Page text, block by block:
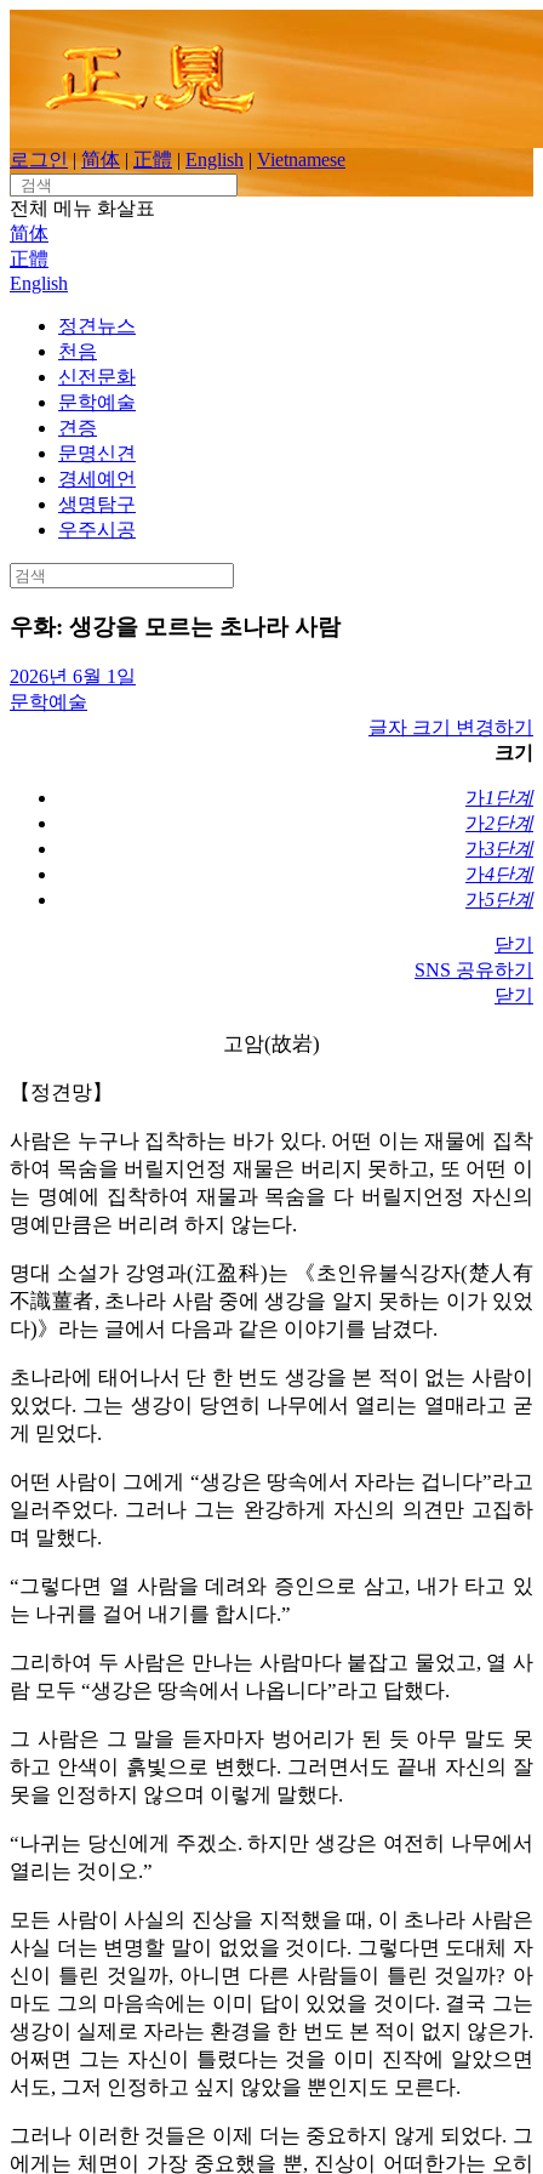
Skip
content
로그인 | 简体 | 正體 | English | Vietnamese
Search
for:
전체 메뉴 화살표
简体
正體
English
정견뉴스
천음
신전문화
문학예술
견증
문명신견
경세예언
생명탐구
우주시공
Search
for:
우화: 생강을 모르는 초나라 사람
2026년 6월 1일
문학예술
글자 크기 변경하기
크기
가1단계
가2단계
가3단계
가4단계
가5단계
닫기
SNS 공유하기
닫기
고암(故岩)
【정견망】
사람은 누구나 집착하는 바가 있다. 어떤 이는 재물에 집착
하여 목숨을 버릴지언정 재물은 버리지 못하고, 또 어떤 이
는 명예에 집착하여 재물과 목숨을 다 버릴지언정 자신의
명예만큼은 버리려 하지 않는다.
명대 소설가 강영과(江盈科)는 《초인유불식강자(楚人有
不識薑者, 초나라 사람 중에 생강을 알지 못하는 이가 있었
다)》라는 글에서 다음과 같은 이야기를 남겼다.
초나라에 태어나서 단 한 번도 생강을 본 적이 없는 사람이
있었다. 그는 생강이 당연히 나무에서 열리는 열매라고 굳
게 믿었다.
어떤 사람이 그에게 “생강은 땅속에서 자라는 겁니다”라고
일러주었다. 그러나 그는 완강하게 자신의 의견만 고집하
며 말했다.
“그렇다면 열 사람을 데려와 증인으로 삼고, 내가 타고 있
는 나귀를 걸어 내기를 합시다.”
그리하여 두 사람은 만나는 사람마다 붙잡고 물었고, 열 사
람 모두 “생강은 땅속에서 나옵니다”라고 답했다.
그 사람은 그 말을 듣자마자 벙어리가 된 듯 아무 말도 못
하고 안색이 흙빛으로 변했다. 그러면서도 끝내 자신의 잘
못을 인정하지 않으며 이렇게 말했다.
“나귀는 당신에게 주겠소. 하지만 생강은 여전히 나무에서
열리는 것이오.”
모든 사람이 사실의 진상을 지적했을 때, 이 초나라 사람은
사실 더는 변명할 말이 없었을 것이다. 그렇다면 도대체 자
신이 틀린 것일까, 아니면 다른 사람들이 틀린 것일까? 아
마도 그의 마음속에는 이미 답이 있었을 것이다. 결국 그는
생강이 실제로 자라는 환경을 한 번도 본 적이 없지 않은가.
어쩌면 그는 자신이 틀렸다는 것을 이미 진작에 알았으면
서도, 그저 인정하고 싶지 않았을 뿐인지도 모른다.
그러나 이러한 것들은 이제 더는 중요하지 않게 되었다. 그
에게는 체면이 가장 중요했을 뿐, 진상이 어떠한가는 오히